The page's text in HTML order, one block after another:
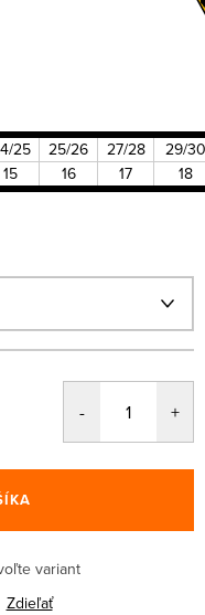
25 25/26 27/28
29/30
15 16 17
18
variant
Zdieľať